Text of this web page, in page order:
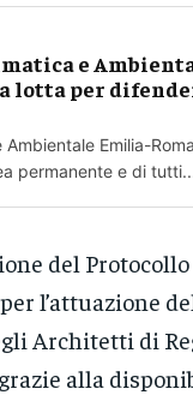
e
lotta per
Ambientale Emilia-
permanente e di
del
l’attuazione
Architetti di
alla